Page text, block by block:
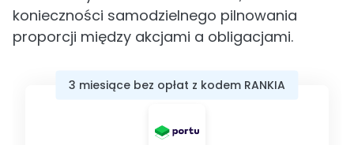
konieczności samodzielnego pilnowania
proporcji między akcjami a obligacjami.
3 miesiące bez opłat z kodem RANKIA